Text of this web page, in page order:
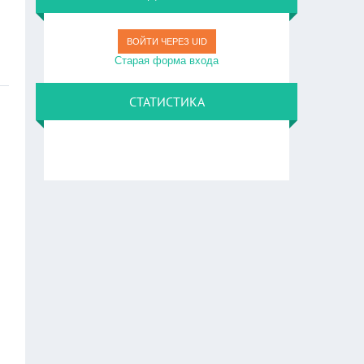
ВОЙТИ ЧЕРЕЗ UID
Старая форма входа
СТАТИСТИКА